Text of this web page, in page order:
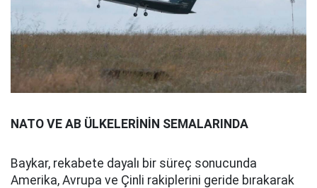
NATO VE AB ÜLKELERİNİN SEMALARINDA
Baykar, rekabete dayalı bir süreç sonucunda
Amerika, Avrupa ve Çinli rakiplerini geride bırakarak